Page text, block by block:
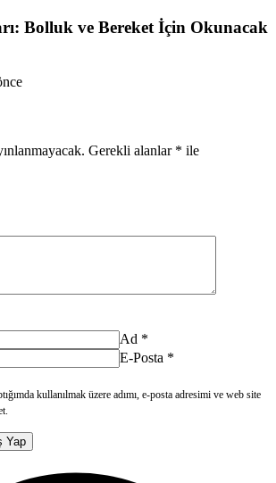
Bolluk ve Bereket İçin Okunacak
Gerekli alanlar * ile
Ad *
E-Posta *
kullanılmak üzere adımı, e-posta adresimi ve web site
Yap